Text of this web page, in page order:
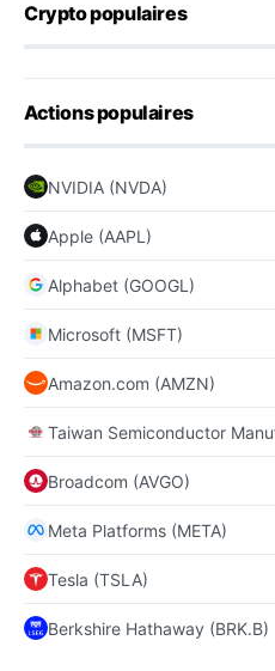
Crypto populaires
Actions populaires
NVIDIA (NVDA)
Apple (AAPL)
Alphabet (GOOGL)
Microsoft (MSFT)
Amazon.com (AMZN)
Taiwan Semiconductor
Broadcom (AVGO)
Meta Platforms (META)
Tesla (TSLA)
Berkshire Hathaway (BRK.B)